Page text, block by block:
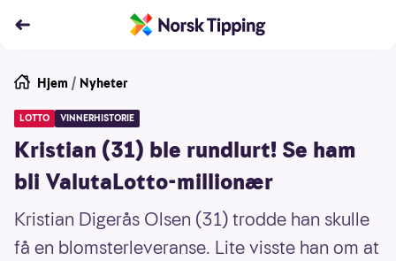
Hjem / Nyheter
LOTTO VINNERHISTORIE
Kristian (31) ble rundlurt! Se ham
bli ValutaLotto-millionær
Kristian Digerås Olsen (31) trodde han skulle
få en blomsterleveranse. Lite visste han om at